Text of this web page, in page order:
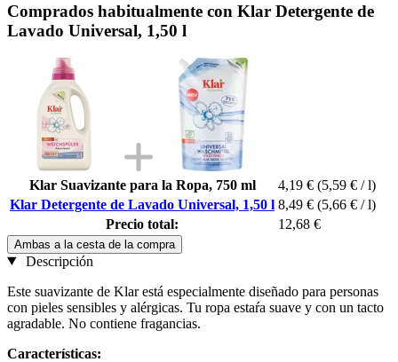
Comprados habitualmente con Klar Detergente de
Lavado Universal, 1,50 l
Klar Suavizante para la Ropa, 750 ml 4,19 € (5,59 € / l)
Klar Detergente de Lavado Universal, 1,50 l 8,49 € (5,66 € / l)
Precio total:
12,68 €
Ambas a la cesta de la compra
Descripción
Este suavizante de Klar está especialmente diseñado para personas
con pieles sensibles y alérgicas. Tu ropa estaŕa suave y con un tacto
agradable. No contiene fragancias.
Características: